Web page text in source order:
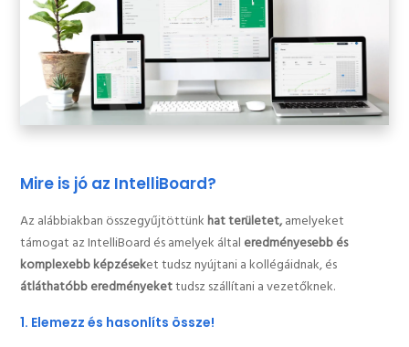
Mire is jó az IntelliBoard?
Az alábbiakban összegyűjtöttünkhat területet,amelyeket
támogat az IntelliBoard és amelyek által eredményesebb és
komplexebb képzéseket tudsz nyújtani a kollégáidnak, és
átláthatóbb eredményekettudsz szállítani a vezetőknek.
1. Elemezz és hasonlíts össze!